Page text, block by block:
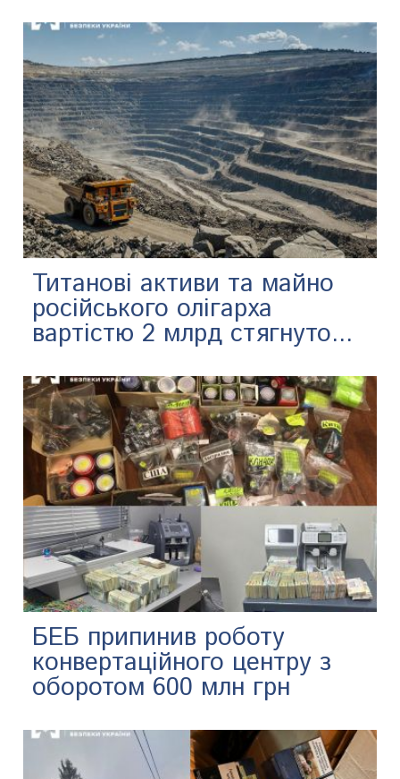
Титанові активи та майно
російського олігарха
вартістю 2 млрд стягнуто...
БЕБ припинив роботу
конвертаційного центру з
оборотом 600 млн грн